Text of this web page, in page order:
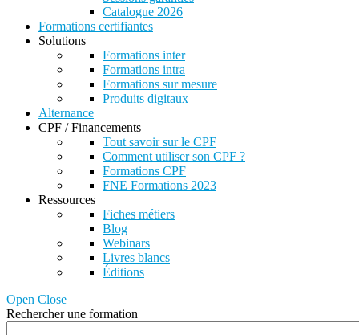
Catalogue 2026
Formations certifiantes
Solutions
Formations inter
Formations intra
Formations sur mesure
Produits digitaux
Alternance
CPF / Financements
Tout savoir sur le CPF
Comment utiliser son CPF ?
Formations CPF
FNE Formations 2023
Ressources
Fiches métiers
Blog
Webinars
Livres blancs
Éditions
Open Close
Rechercher une formation